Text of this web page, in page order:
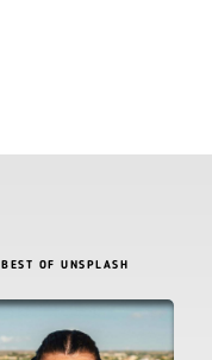
BEST OF UNSPLASH